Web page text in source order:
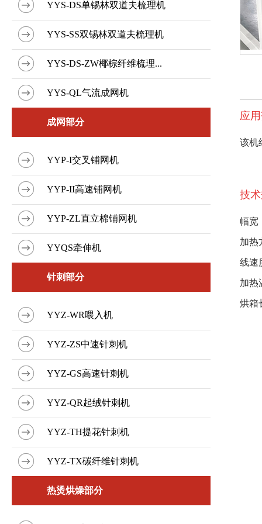
YYS-DS单锡林双道夫梳理机
YYS-SS双锡林双道夫梳理机
YYS-DS-ZW椰棕纤维梳理...
YYS-QL气流成网机
成网部分
YYP-I交叉铺网机
YYP-II高速铺网机
YYP-ZL直立棉铺网机
YYQS牵伸机
针刺部分
YYZ-WR喂入机
YYZ-ZS中速针刺机
YYZ-GS高速针刺机
YYZ-QR起绒针刺机
YYZ-TH提花针刺机
YYZ-TX碳纤维针刺机
热烫烘燥部分
应
该机
技
幅宽
加热
线速
加热
烘箱